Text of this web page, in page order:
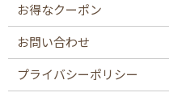
お得なクーポン
お問い合わせ
プライバシーポリシー